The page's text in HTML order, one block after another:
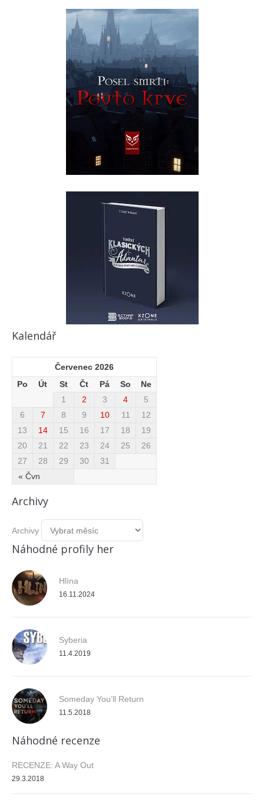
Kalendář
Červenec 2026
Po
Út St Čt Pá So Ne
« Čvn
1 2 3 4
5
6
7 8 9 10 11
12
13
14 15 16 17 18
19
20
21 22 23 24 25
26
27
28 29 30 31
Archivy
Archivy
Náhodné profily her
Hlína
16.11.2024
Syberia
11.4.2019
Someday You’ll Return
11.5.2018
Náhodné recenze
RECENZE: A Way Out
29.3.2018